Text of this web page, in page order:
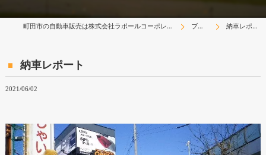
町田市の自動車販売は株式会社ラポールコーポレーション ブログ 納車レポート
納車レポート
2021/06/02